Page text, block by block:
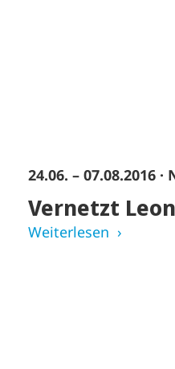
24.06. – 07.08.2016 ·
Vernetzt
Weiterlesen